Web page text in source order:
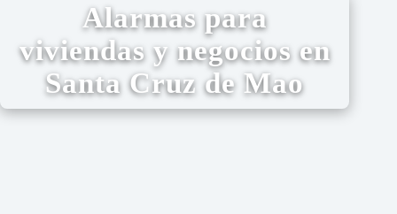
Alarmas para
viviendas y negocios en
Santa Cruz de Mao